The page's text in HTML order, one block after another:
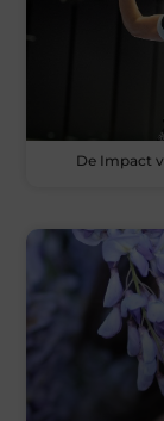
De Impact